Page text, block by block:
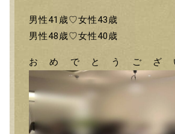
男性41歳♡女性43歳
男性48歳♡女性40歳
おめでとうござ